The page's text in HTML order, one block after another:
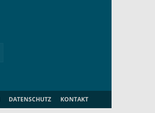
DATENSCHUTZ KONTAKT